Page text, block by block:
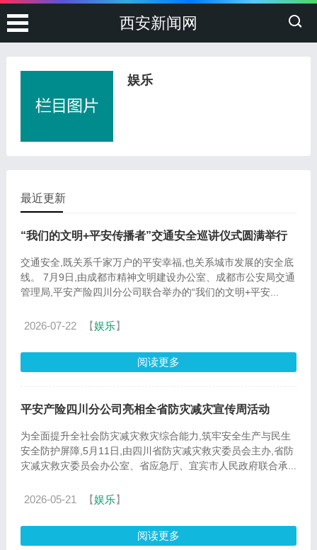
西安新闻网
娱乐
最近更新
“我们的文明+平安传播者”交通安全巡讲仪式圆满举行
交通安全,既关系千家万户的平安幸福,也关系城市发展的安全底
线。 7月9日,由成都市精神文明建设办公室、成都市公安局交通
管理局,平安产险四川分公司联合举办的“我们的文明+平安...
2026-07-22 【娱乐】
阅读更多
平安产险四川分公司亮相全省防灾减灾宣传周活动
为全面提升全社会防灾减灾救灾综合能力,筑牢安全生产与民生
安全防护屏障,5月11日,由四川省防灾减灾救灾委员会主办,省防
灾减灾救灾委员会办公室、省应急厅、宜宾市人民政府联合承...
2026-05-21 【娱乐】
阅读更多